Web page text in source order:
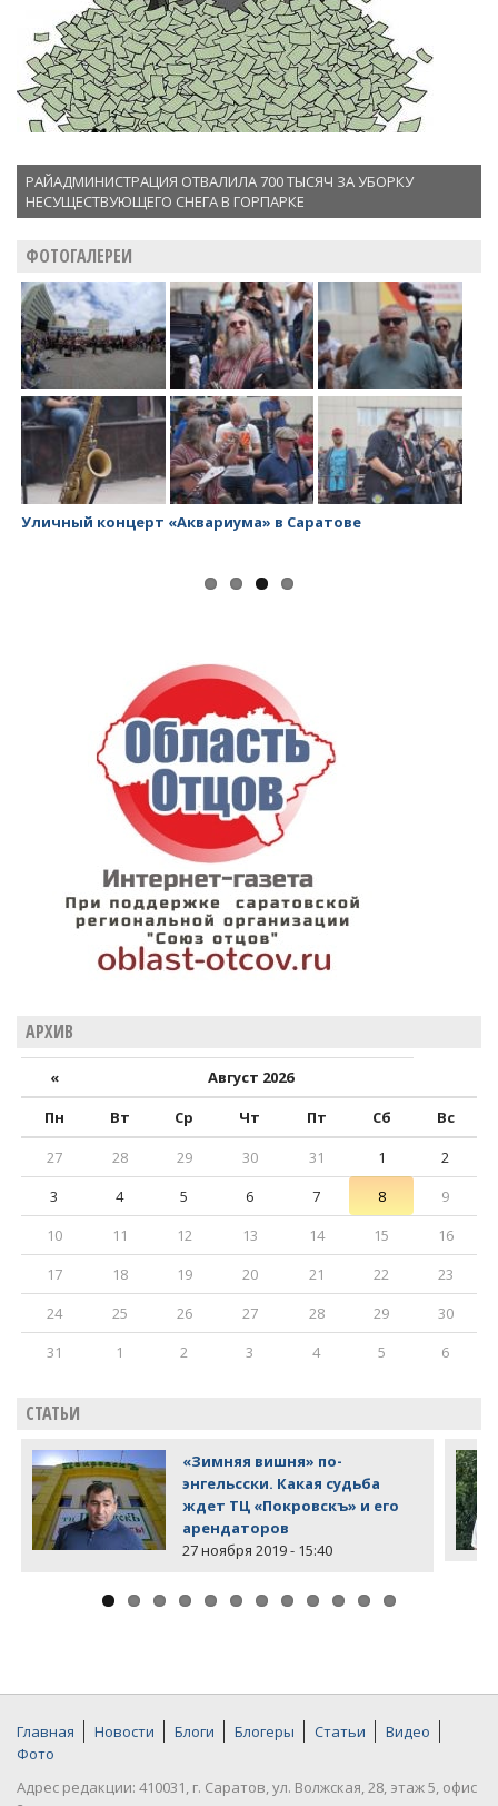
РАЙАДМИНИСТРАЦИЯ ОТВАЛИЛА 700 ТЫСЯЧ ЗА УБОРКУ
НЕСУЩЕСТВУЮЩЕГО СНЕГА В ГОРПАРКЕ
ФОТОГАЛЕРЕИ
Уличный концерт «Аквариума» в Саратове
АРХИВ
«
Август 2026
Пн
Вт Ср Чт Пт Сб
Вс
27
28 29 30 31 1
2
3
4 5 6 7 8
9
10
11 12 13 14 15
16
17
18 19 20 21 22
23
24
25 26 27 28 29
30
31
1 2 3 4 5 6
СТАТЬИ
«Зимняя вишня» по-
энгельсски. Какая судьба
ждет ТЦ «Покровскъ» и его
арендаторов
27 ноября 2019 - 15:40
Главная Новости Блоги Блогеры Статьи
Видео
Фото
Адрес редакции: 410031, г. Саратов, ул. Волжская, 28, этаж 5, офис